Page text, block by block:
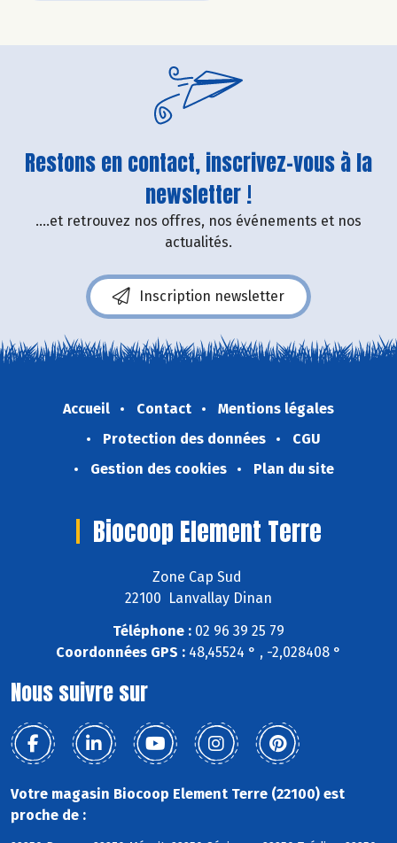
Restons en contact, inscrivez-vous à la
newsletter !
....et retrouvez nos offres, nos événements et nos
actualités.
Inscription newsletter
Accueil Contact
Mentions légales
Protection des données
CGU
Gestion des cookies
Plan du site
Biocoop Element Terre
Zone Cap Sud
22100 Lanvallay Dinan
Téléphone : 02 96 39 25 79
Coordonnées GPS : 48,45524 ° , -2,028408 °
Nous suivre sur
Votre magasin Biocoop Element Terre (22100) est
proche de :